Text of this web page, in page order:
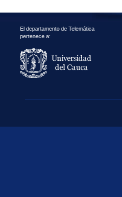
El departamento de Telemática
pertenece a: